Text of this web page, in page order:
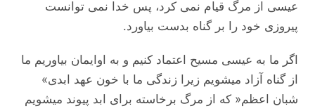
عیسی از مرگ قیام نمی کرد، پس خدا نمی توانست
پیروزی خود را بر گناه بدست بیاورد.
اگر ما به عیسی مسیح اعتماد کنیم و به اوایمان بیاوریم ما
از گناه آزاد میشویم زیرا زندگی ما با خون عهد ابدی»
شبان اعظم« که از مرگ برخاسته برای ابد پیوند میشویم